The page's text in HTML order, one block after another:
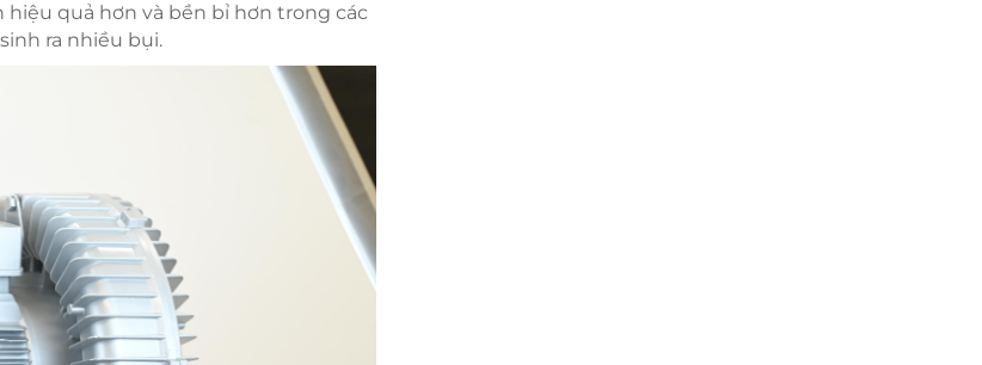
quả hơn và bền bỉ hơn trong các
ra nhiều bụi.